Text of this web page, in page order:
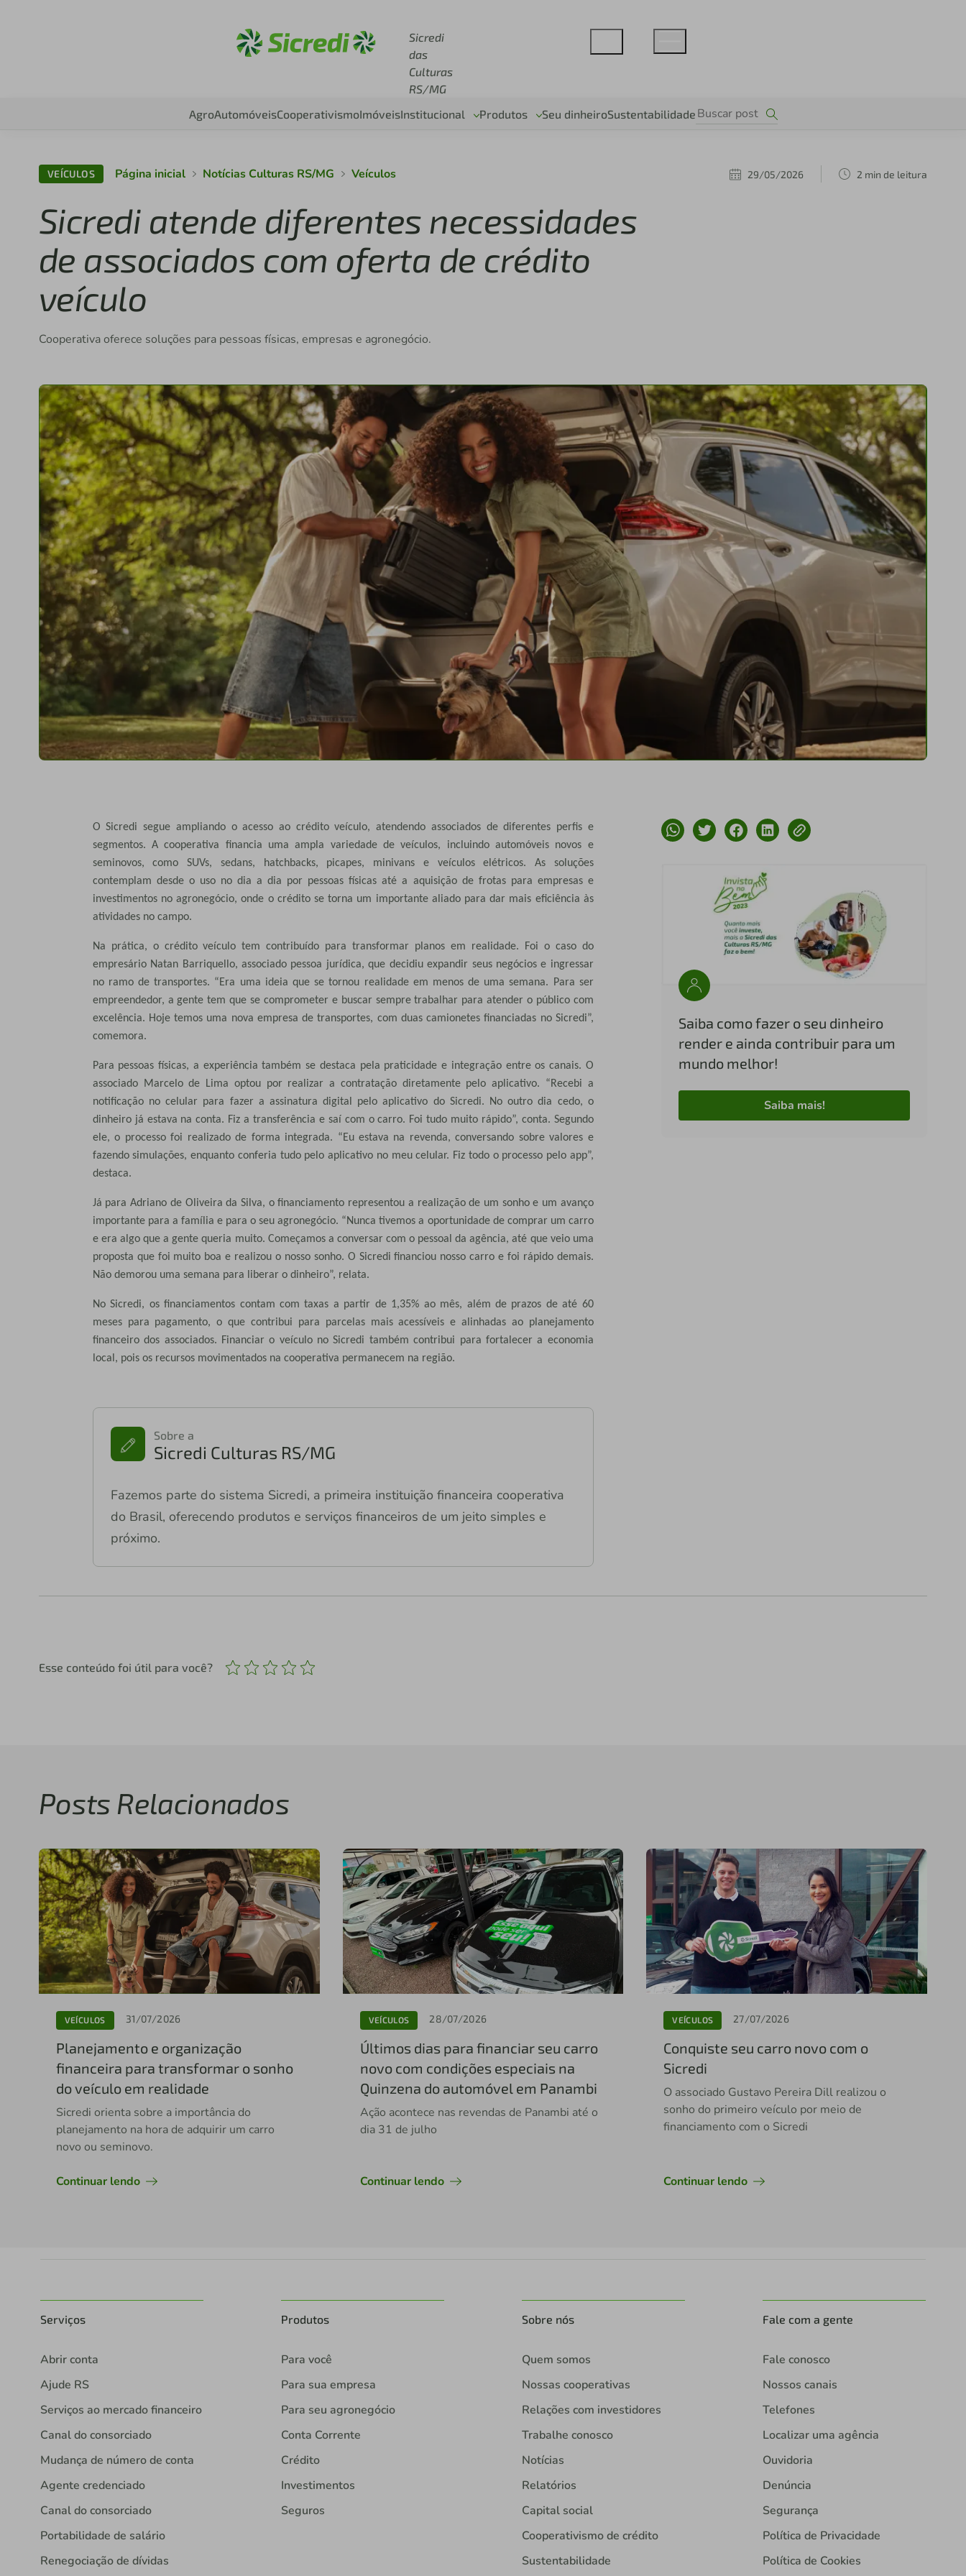
Sicredi
das
Culturas
RS/MG
AgroAutomóveisCooperativismoImóveisInstitucional Produtos Seu dinheiroSustentabilidade
VEÍCULOS Página inicial Notícias Culturas RS/MG Veículos 29/05/2026 2 min de leitura
Sicredi atende diferentes necessidades
de associados com oferta de crédito
veículo
Cooperativa oferece soluções para pessoas físicas, empresas e agronegócio.
O Sicredi segue ampliando o acesso ao crédito veículo, atendendo associados de diferentes perfis e
segmentos. A cooperativa financia uma ampla variedade de veículos, incluindo automóveis novos e
seminovos, como SUVs, sedans, hatchbacks, picapes, minivans e veículos elétricos. As soluções
contemplam desde o uso no dia a dia por pessoas físicas até a aquisição de frotas para empresas e
investimentos no agronegócio, onde o crédito se torna um importante aliado para dar mais eficiência às
atividades no campo.
Na prática, o crédito veículo tem contribuído para transformar planos em realidade. Foi o caso do
empresário Natan Barriquello, associado pessoa jurídica, que decidiu expandir seus negócios e ingressar
no ramo de transportes. “Era uma ideia que se tornou realidade em menos de uma semana. Para ser
empreendedor, a gente tem que se comprometer e buscar sempre trabalhar para atender o público com
excelência. Hoje temos uma nova empresa de transportes, com duas camionetes financiadas no Sicredi”,
comemora.
Para pessoas físicas, a experiência também se destaca pela praticidade e integração entre os canais. O
associado Marcelo de Lima optou por realizar a contratação diretamente pelo aplicativo. “Recebi a
notificação no celular para fazer a assinatura digital pelo aplicativo do Sicredi. No outro dia cedo, o
dinheiro já estava na conta. Fiz a transferência e saí com o carro. Foi tudo muito rápido”, conta. Segundo
ele, o processo foi realizado de forma integrada. “Eu estava na revenda, conversando sobre valores e
fazendo simulações, enquanto conferia tudo pelo aplicativo no meu celular. Fiz todo o processo pelo app”,
destaca.
Já para Adriano de Oliveira da Silva, o financiamento representou a realização de um sonho e um avanço
importante para a família e para o seu agronegócio. “Nunca tivemos a oportunidade de comprar um carro
e era algo que a gente queria muito. Começamos a conversar com o pessoal da agência, até que veio uma
proposta que foi muito boa e realizou o nosso sonho. O Sicredi financiou nosso carro e foi rápido demais.
Não demorou uma semana para liberar o dinheiro”, relata.
No Sicredi, os financiamentos contam com taxas a partir de 1,35% ao mês, além de prazos de até 60
meses para pagamento, o que contribui para parcelas mais acessíveis e alinhadas ao planejamento
financeiro dos associados. Financiar o veículo no Sicredi também contribui para fortalecer a economia
local, pois os recursos movimentados na cooperativa permanecem na região.
Sobre a
Sicredi Culturas RS/MG
Fazemos parte do sistema Sicredi, a primeira instituição financeira cooperativa
do Brasil, oferecendo produtos e serviços financeiros de um jeito simples e
próximo.
Saiba como fazer o seu dinheiro
render e ainda contribuir para um
mundo melhor!
Saiba mais!
Esse conteúdo foi útil para você?
Posts Relacionados
VEÍCULOS 31/07/2026
Planejamento e organização
financeira para transformar o sonho
do veículo em realidade
Sicredi orienta sobre a importância do
planejamento na hora de adquirir um carro
novo ou seminovo.
Continuar lendo
VEÍCULOS 28/07/2026
Últimos dias para financiar seu carro
novo com condições especiais na
Quinzena do automóvel em Panambi
Ação acontece nas revendas de Panambi até o
dia 31 de julho
Continuar lendo
VEÍCULOS 27/07/2026
Conquiste seu carro novo com o
Sicredi
O associado Gustavo Pereira Dill realizou o
sonho do primeiro veículo por meio de
financiamento com o Sicredi
Continuar lendo
Serviços
Abrir conta
Ajude RS
Serviços ao mercado financeiro
Canal do consorciado
Mudança de número de conta
Agente credenciado
Canal do consorciado
Portabilidade de salário
Renegociação de dívidas
Produtos
Para você
Para sua empresa
Para seu agronegócio
Conta Corrente
Crédito
Investimentos
Seguros
Sobre nós
Quem somos
Nossas cooperativas
Relações com investidores
Trabalhe conosco
Notícias
Relatórios
Capital social
Cooperativismo de crédito
Sustentabilidade
Fale com a gente
Fale conosco
Nossos canais
Telefones
Localizar uma agência
Ouvidoria
Denúncia
Segurança
Política de Privacidade
Política de Cookies